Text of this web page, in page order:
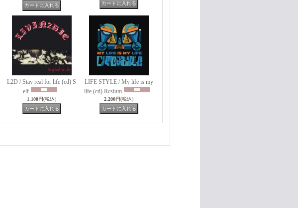
L2D / Stay real for life (cd) S
elf
1,100円(税込)
LIFE STYLE / My life is my
life (cd) Rcslum
2,200円(税込)